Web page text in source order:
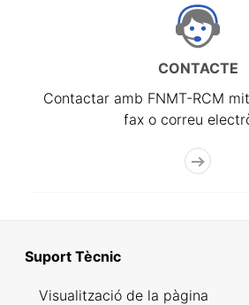
CONTACTE
Contactar amb FNMT-RCM
fax o correu
Suport Tècnic
Visualització de la pàgina